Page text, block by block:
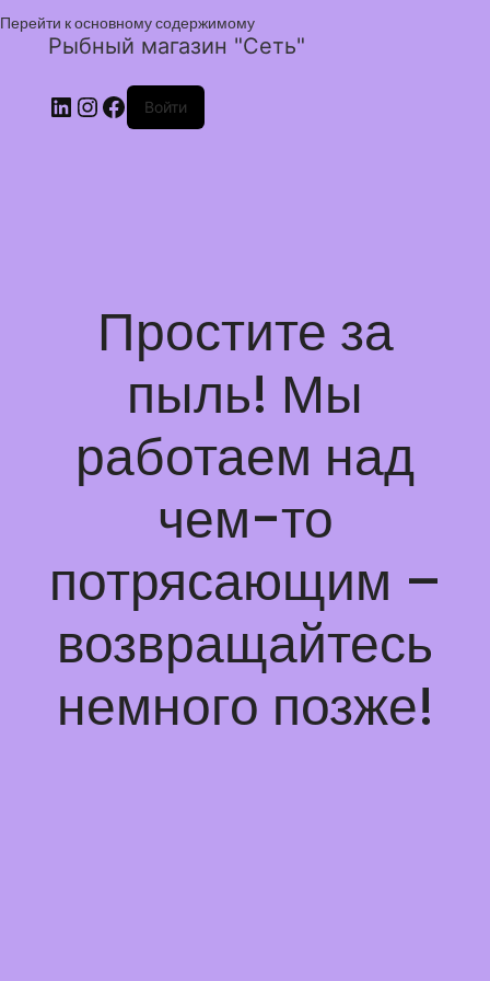
Перейти к основному содержимому
Рыбный магазин "Сеть"
Войти
Простите за
пыль! Мы
работаем над
чем-то
потрясающим –
возвращайтесь
немного позже!